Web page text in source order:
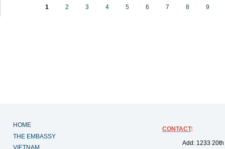
1 2 3 4 5 6 7 8 9
HOME
THE EMBASSY
VIETNAM
CONTACT:
Add: 1233